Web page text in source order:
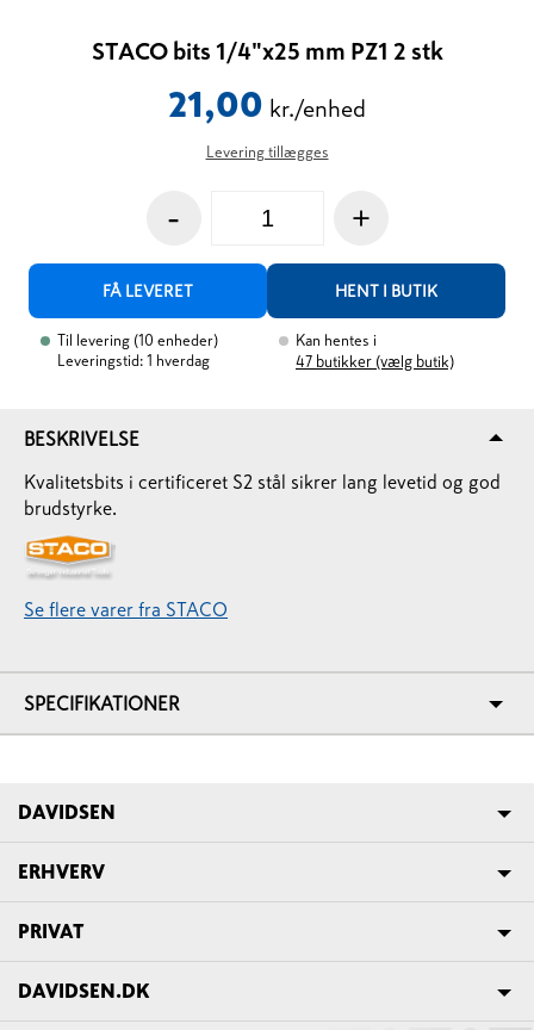
STACO bits 1/4"x25 mm PZ1 2 stk
21,00 kr./enhed
Levering tillægges
- +
FÅ LEVERET HENT I BUTIK
Til levering (10 enheder)
Leveringstid: 1 hverdag
Kan hentes i
47 butikker (vælg butik)
BESKRIVELSE
Kvalitetsbits i certificeret S2 stål sikrer lang levetid og god
brudstyrke.
Se flere varer fra STACO
SPECIFIKATIONER
DAVIDSEN
ERHVERV
PRIVAT
DAVIDSEN.DK